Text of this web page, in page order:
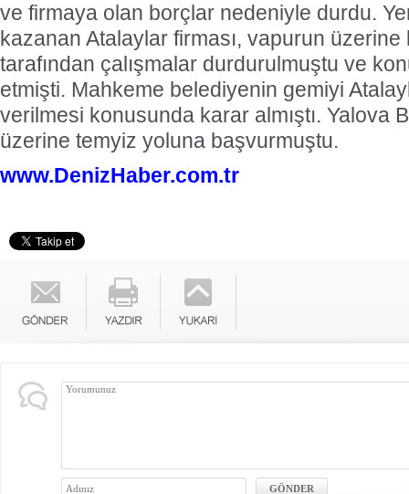
ve firmaya olan borçlar nedeniyle durdu.
kazanan Atalaylar firması, vapurun üzerine
tarafından çalışmalar durdurulmuştu ve
etmişti. Mahkeme belediyenin gemiyi
verilmesi konusunda karar almıştı. Yalova
üzerine temyiz yoluna başvurmuştu.
www.DenizHaber.com.tr